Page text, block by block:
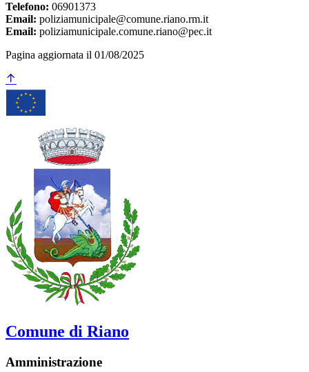
Telefono: 06901373
Email: poliziamunicipale@comune.riano.rm.it
Email: poliziamunicipale.comune.riano@pec.it
Pagina aggiornata il 01/08/2025
Comune di Riano
Amministrazione